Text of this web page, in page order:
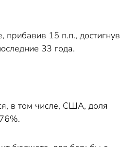
прибавив 15 п.п., достигнув
33 года.
в том числе, США, доля